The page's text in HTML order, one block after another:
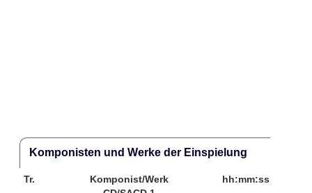
Komponisten und Werke der Einspielung
Tr. Komponist/Werk
hh:mm:ss